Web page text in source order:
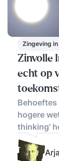
Zingeving
Zinvolle
echt op
hogere
thinking'
voorbeeld